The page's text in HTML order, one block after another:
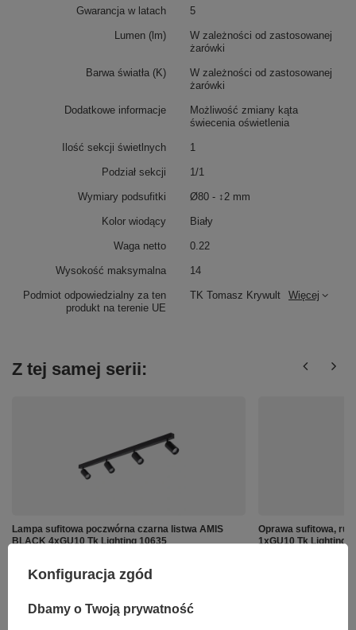
Podmiot odpowiedzialny za ten
produkt na terenie UE
TK Tomasz Krywult Więcej
Gwarancja w latach 5
Lumen (lm)
W zależności od zastosowanej
żarówki
Barwa światła (K)
W zależności od zastosowanej
żarówki
Dodatkowe informacje
Możliwość zmiany kąta
świecenia oświetlenia
Ilość sekcji świetlnych 1
Podział sekcji 1/1
Wymiary podsufitki Ø80 - ↕2 mm
Kolor wiodący Biały
Waga netto 0.22
Wysokość maksymalna 14
Z tej samej serii:
Lampa sufitowa poczwórna czarna listwa AMIS
BLACK 4xGU10 Tk Lighting 10635
Oprawa sufitowa,
1xGU10 Tk Lighting
Konfiguracja zgód
Dbamy o Twoją prywatność